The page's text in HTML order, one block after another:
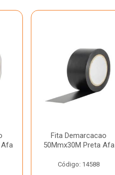
Afa
Fita Demarcacao
50Mmx30M Preta Afa
Código: 14588